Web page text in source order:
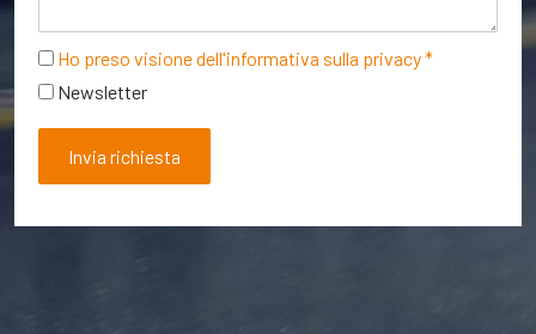
Ho preso visione dell'informativa sulla privacy *
Newsletter
Invia richiesta